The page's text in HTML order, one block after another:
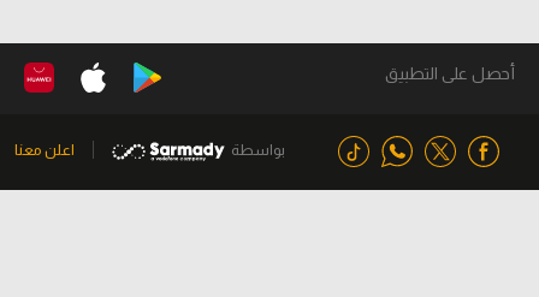
أحصل على التطبيق
بواسطة اعلن معنا